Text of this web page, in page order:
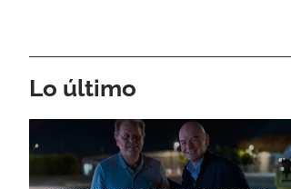
Lo último